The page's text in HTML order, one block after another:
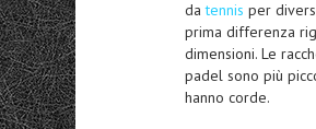
da tennis per
prima differenza
dimensioni. Le
padel sono più
hanno corde.